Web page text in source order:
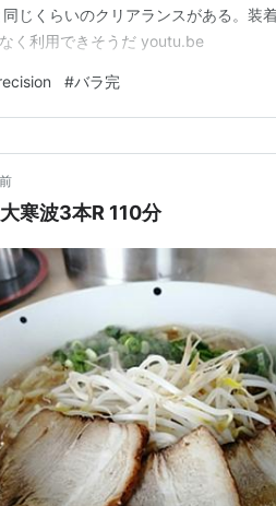
じくらいのクリアランスがある。装
く利用できそうだ youtu.be
#バラ完
寒波3本R 110分